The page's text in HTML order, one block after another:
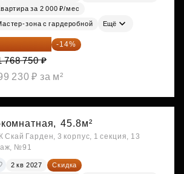
за 2 000 ₽/мес
зона с гардеробной Ещё
721 125 ₽ -14%
768 750 ₽
230 ₽ за м²
45.8м²
Скай Гарден, 3 корпус, 1 секция, 13
№91
2 кв 2027
Скидка